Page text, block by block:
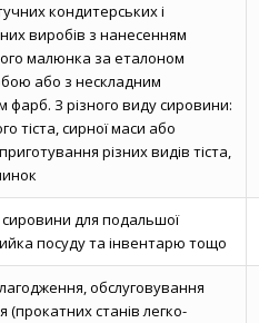
кондитерських і
виробів з нанесенням
малюнка за еталоном
або з нескладним
фарб. З різного виду сировини:
тіста, сирної маси або
різних видів тіста,
сировини для подальшої
посуду та інвентарю тощо
обслуговування
(прокатних станів легко-